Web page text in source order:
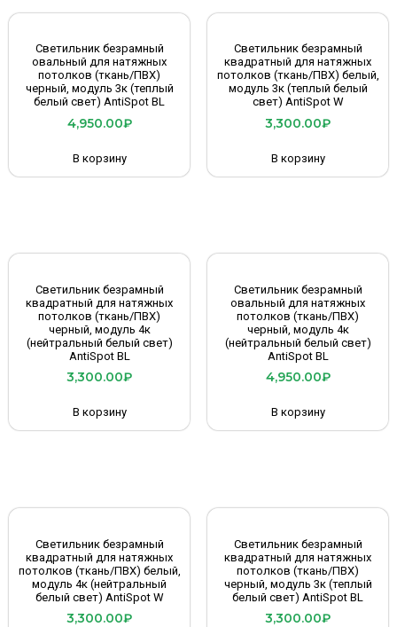
Светильник безрамный
овальный для натяжных
потолков (ткань/ПВХ)
черный, модуль 3к (теплый
белый свет) AntiSpot BL
4,950.00₽
В корзину
Светильник безрамный
квадратный для натяжных
потолков (ткань/ПВХ) белый,
модуль 3к (теплый белый
свет) AntiSpot W
3,300.00₽
В корзину
Светильник безрамный
квадратный для натяжных
потолков (ткань/ПВХ)
черный, модуль 4к
(нейтральный белый свет)
AntiSpot BL
3,300.00₽
В корзину
Светильник безрамный
овальный для натяжных
потолков (ткань/ПВХ)
черный, модуль 4к
(нейтральный белый свет)
AntiSpot BL
4,950.00₽
В корзину
Светильник безрамный
квадратный для натяжных
потолков (ткань/ПВХ) белый,
модуль 4к (нейтральный
белый свет) AntiSpot W
3,300.00₽
Светильник безрамный
квадратный для натяжных
потолков (ткань/ПВХ)
черный, модуль 3к (теплый
белый свет) AntiSpot BL
3,300.00₽